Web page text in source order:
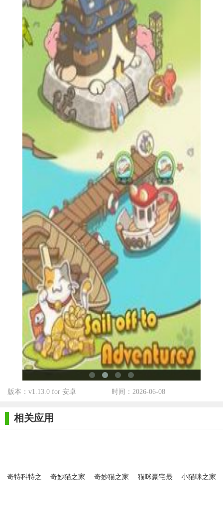
2. 清洁：定期清理猫咪的床铺、玩具和活动区域，保持家园
的整洁。
3. 训练：通过与猫咪进行互动游戏，提升它们的技能和忠诚
4. 装饰：利用收集到的资源和奖励，购买并布置各种家具和
装饰品，打造个性化的猫咪之家。
5. 社交：与其他玩家交流、分享和参与社区活动，共同打造
一个充满爱与欢乐的猫咪世界。
【温馨猫咪之家技巧】
1. 定时喂食和清洁可以增加猫咪的幸福感和健康值，避免生
2. 参与日常任务和挑战可以快速获得资源和奖励，提升游戏
3. 合理规划和使用资源，避免浪费，以更好地升级和装饰猫
咪之家。
4. 多与猫咪互动，可以提升它们的技能等级和忠诚度，解锁
更多有趣的互动内容。
5. 定期参与社区活动，结交更多朋友，共同享受养猫的乐
【温馨猫咪之家测评】
《温馨猫咪之家》以其温馨的画风、轻松的玩法和深厚的情
感体验赢得了众多玩家的喜爱。游戏不仅能让玩家体验到养猫的
乐趣，还能培养玩家的责任感和爱心。通过与虚拟猫咪的互动，
玩家可以感受到无微不至的关怀和陪伴的温暖，同时也能在装饰
和升级的过程中享受到创造的乐趣。此外，游戏的社交功能也极
大地增强了玩家的互动性和归属感，让玩家在游戏中找到志同道
合的朋友，共同享受养猫的乐趣。
版本：v1.13.0 for 安卓 时间：2026-06-08
相关应用
奇特科特之
奇妙猫之家
奇妙猫之家
猫咪豪宅最
小猫咪之家